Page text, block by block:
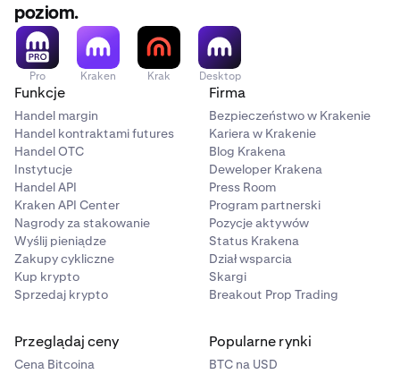
poziom.
Pro Kraken Krak Desktop
Funkcje
Handel margin
Handel kontraktami futures
Handel OTC
Instytucje
Handel API
Kraken API Center
Nagrody za stakowanie
Wyślij pieniądze
Zakupy cykliczne
Kup krypto
Sprzedaj krypto
Firma
Bezpieczeństwo w Krakenie
Kariera w Krakenie
Blog Krakena
Deweloper Krakena
Press Room
Program partnerski
Pozycje aktywów
Status Krakena
Dział wsparcia
Skargi
Breakout Prop Trading
Przeglądaj ceny
Cena Bitcoina
Popularne rynki
BTC na USD